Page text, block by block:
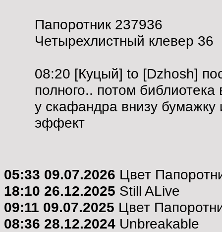
Папоротник 237936
Четырехлистный клевер 36
08:20 [Куцый] to [Dzhosh]
полного.. потом
у скафандра внизу бумажку
эффект
05:33 09.07.2026 Цвет
18:10 26.12.2025 Still ALive
09:11 09.07.2025 Цвет
08:36 28.12.2024Unbreakable